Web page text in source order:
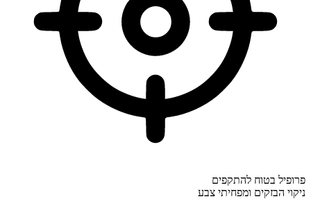
פרופיל בטוח להתקפים
ניקוי הבזקים ומפחיתי צבע